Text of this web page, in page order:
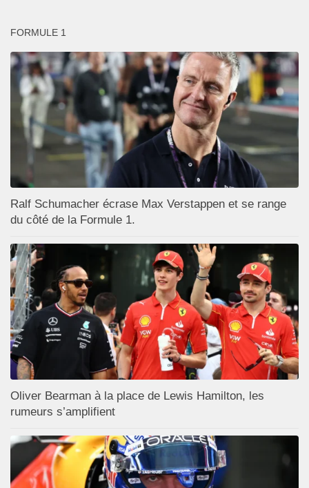
FORMULE 1
Ralf Schumacher écrase Max Verstappen et se range
du côté de la Formule 1.
Oliver Bearman à la place de Lewis Hamilton, les
rumeurs s’amplifient